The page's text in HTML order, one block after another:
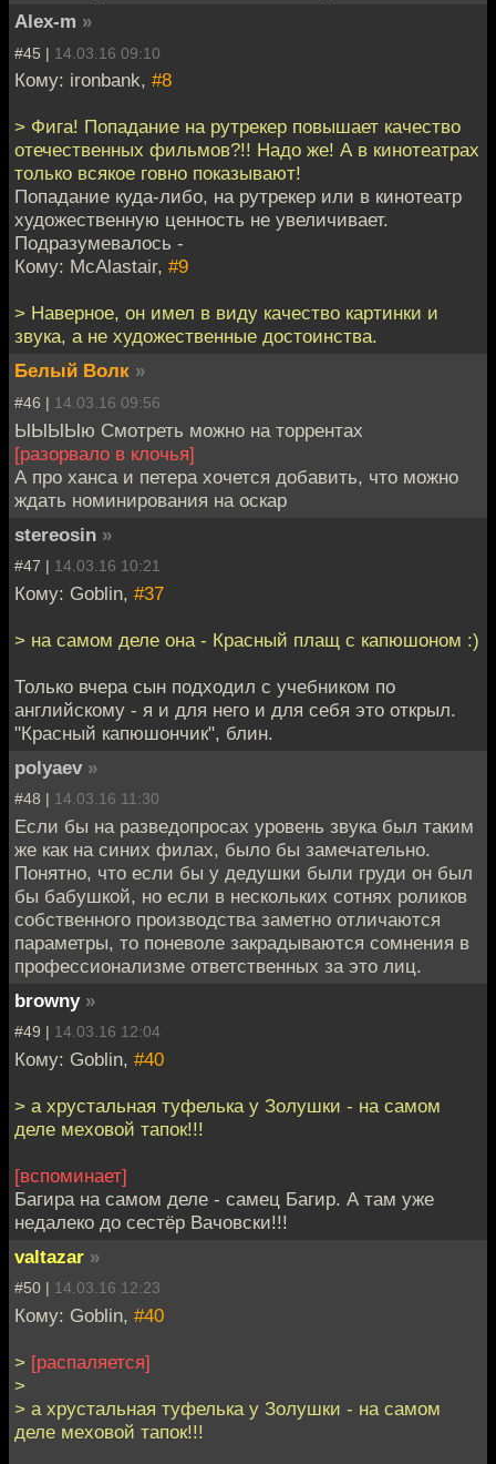
Alex-m »
#45 | 14.03.16 09:10
Кому: ironbank, #8
> Фига! Попадание на рутрекер повышает качество
отечественных фильмов?!! Надо же! А в кинотеатрах
только всякое говно показывают!
Попадание куда-либо, на рутрекер или в кинотеатр
художественную ценность не увеличивает.
Подразумевалось -
Кому: McAlastair, #9
> Наверное, он имел в виду качество картинки и
звука, а не художественные достоинства.
Белый Волк »
#46 | 14.03.16 09:56
ЫЫЫЫю Смотреть можно на торрентах
[разорвало в клочья]
А про ханса и петера хочется добавить, что можно
ждать номинирования на оскар
stereosin »
#47 | 14.03.16 10:21
Кому: Goblin, #37
> на самом деле она - Красный плащ с капюшоном :)
Только вчера сын подходил с учебником по
английскому - я и для него и для себя это открыл.
"Красный капюшончик", блин.
polyaev »
#48 | 14.03.16 11:30
Если бы на разведопросах уровень звука был таким
же как на синих филах, было бы замечательно.
Понятно, что если бы у дедушки были груди он был
бы бабушкой, но если в нескольких сотнях роликов
собственного производства заметно отличаются
параметры, то поневоле закрадываются сомнения в
профессионализме ответственных за это лиц.
browny »
#49 | 14.03.16 12:04
Кому: Goblin, #40
> а хрустальная туфелька у Золушки - на самом
деле меховой тапок!!!
[вспоминает]
Багира на самом деле - самец Багир. А там уже
недалеко до сестёр Вачовски!!!
valtazar »
#50 | 14.03.16 12:23
Кому: Goblin, #40
> [распаляется]
>
> а хрустальная туфелька у Золушки - на самом
деле меховой тапок!!!